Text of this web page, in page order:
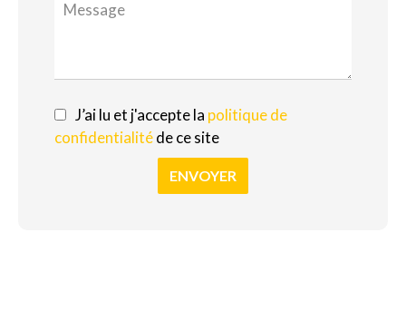
J’ai lu et j'accepte la politique de
confidentialitéde ce site
ENVOYER